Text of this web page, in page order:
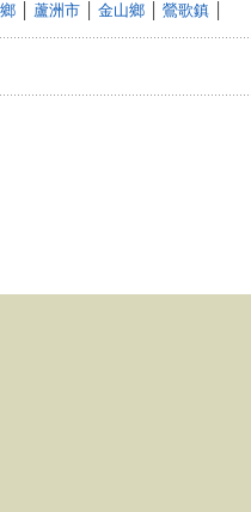
蘆洲市 金山鄉 鶯歌鎮